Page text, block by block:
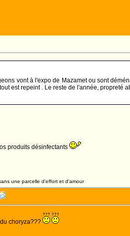
vont à l'expo de Mazamet ou sont
est repeint . Le reste de l'année,
produits désinfectants
une parcelle d'effort et d'amour
choryza???